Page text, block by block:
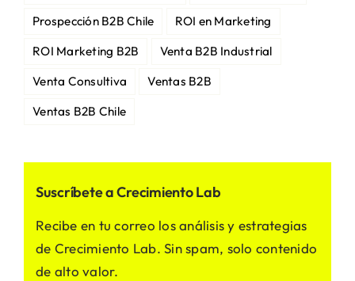
Prospección B2B Chile
ROI en Marketing
ROI Marketing B2B
Venta B2B Industrial
Venta Consultiva
Ventas B2B
Ventas B2B Chile
Suscríbete a Crecimiento Lab
Recibe en tu correo los análisis y estrategias
de Crecimiento Lab. Sin spam, solo contenido
de alto valor.